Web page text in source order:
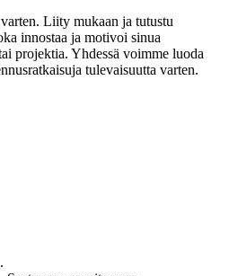
Liity mukaan ja tutustu
innostaa ja motivoi sinua
projektia. Yhdessä voimme luoda
tulevaisuutta varten.